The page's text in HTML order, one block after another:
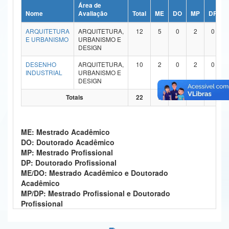
Ministério da Ciência, Tecnologia, Inovações e Comunicações
Ministério do Meio Ambiente
Ministério do Desenvolvimento Regional
Controladoria-Geral da União
Secretaria-Geral
Secretaria de Governo
Gabinete de Segurança Institucional
Advocacia-Geral da União
Nome
Área de
Avaliação
Total ME DO MP DP
ARQUITETURA
E URBANISMO
ARQUITETURA,
URBANISMO E
DESIGN
12 5 0 2 0
DESENHO
INDUSTRIAL
ARQUITETURA,
URBANISMO E
DESIGN
10 2 0 2 0
Totais 22 7 0 4 0
ME: Mestrado Acadêmico
DO: Doutorado Acadêmico
MP: Mestrado Profissional
DP: Doutorado Profissional
ME/DO: Mestrado Acadêmico e Doutorado
Acadêmico
MP/DP: Mestrado Profissional e Doutorado
Profissional